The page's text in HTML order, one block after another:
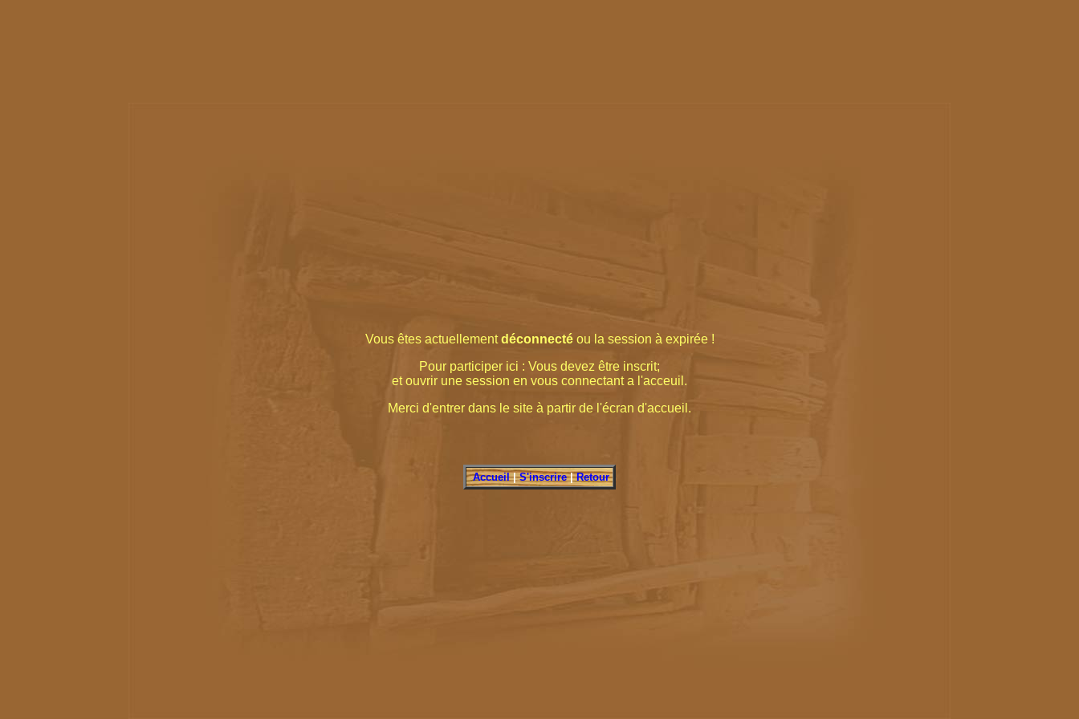
Vous êtes actuellementdéconnectéou la session à expirée !
Pour participer ici : Vous devez être inscrit;
et ouvrir une session en vous connectant a l'acceuil.
Merci d'entrer dans le site à partir de l'écran d'accueil.
Accueil|S'inscrire|Retour